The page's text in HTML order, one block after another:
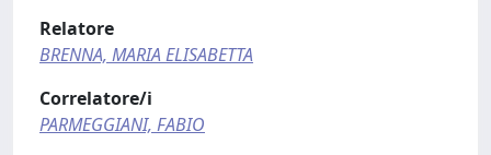
Relatore
BRENNA, MARIA ELISABETTA
Correlatore/i
PARMEGGIANI, FABIO